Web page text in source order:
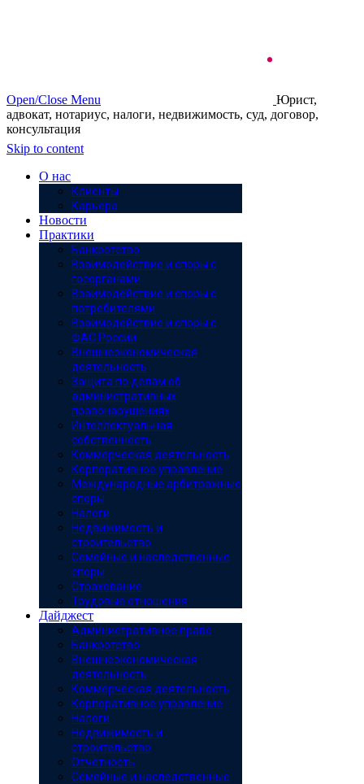
Open/Close Menu
Юрист,
адвокат, нотариус, налоги, недвижимость, суд, договор,
консультация
Skip to content
О нас
Клиенты
Карьера
Новости
Практики
Банкротство
Взаимодействие и споры с
госорганами
Взаимодействие и споры с
потребителями
Взаимодействие и споры с
ФАС России
Внешнеэкономическая
деятельность
Защита по делам об
административных
правонарушениях
Интеллектуальная
собственность
Коммерческая деятельность
Корпоративное управление
Международные арбитражные
споры
Налоги
Недвижимость и
строительство
Семейные и наследственные
споры
Страхование
Трудовые отношения
Дайджест
Административное право
Банкротство
Внешнеэкономическая
деятельность
Коммерческая деятельность
Корпоративное управление
Налоги
Недвижимость и
строительство
Отчётность
Семейные и наследственные